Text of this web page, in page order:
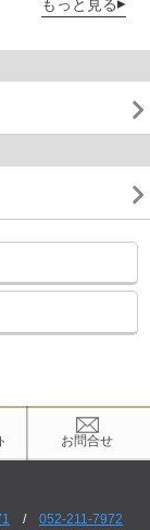
もっと見る
お問合せ
/ 052-211-7972